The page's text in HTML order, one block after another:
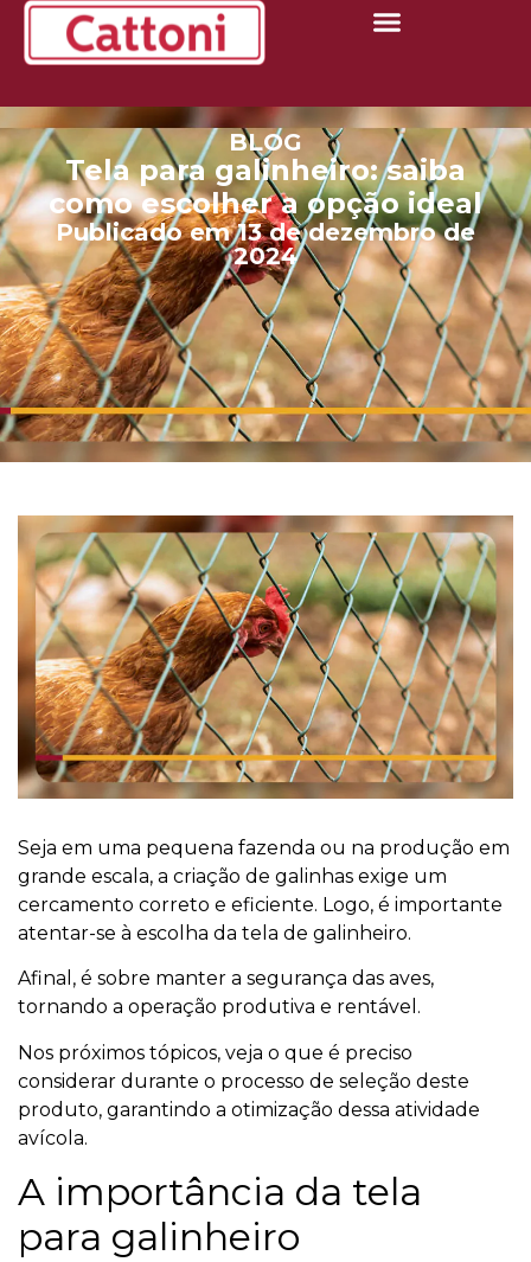
BLOG
Tela para galinheiro: saiba
como escolher a opção ideal
Publicado em 13 de dezembro de
2024
Seja em uma pequena fazenda ou na produção em
grande escala, a criação de galinhas exige um
cercamento correto e eficiente. Logo, é importante
atentar-se à escolha da tela de galinheiro.
Afinal, é sobre manter a segurança das aves,
tornando a operação produtiva e rentável.
Nos próximos tópicos, veja o que é preciso
considerar durante o processo de seleção deste
produto, garantindo a otimização dessa atividade
avícola.
A importância da tela
para galinheiro